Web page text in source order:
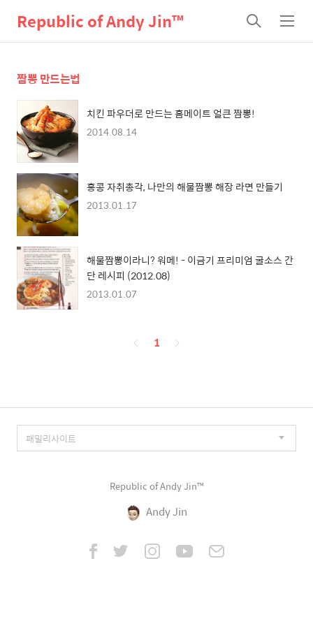
Republic of Andy Jin™
검
색
메
뉴
짬뽕 만드는법
치킨 파우더로 만드는 홈메이트 얼큰 짬뽕!
2014.08.14
홍콩 자취총각, 나만의 해물짬뽕 해장 라면 만들기
2013.01.17
해물짬뽕이라니? 워메! - 이금기 프리미엄 굴소스 간
단 레시피 (2012.08)
2013.01.07
페
1
Republic of Andy Jin™
Andy Jin